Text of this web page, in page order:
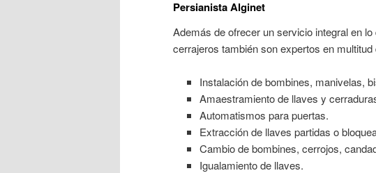
Persianista Alginet
Además de ofrecer un servicio integral en
cerrajeros también son expertos en
Instalación de bombines, manivelas,
Amaestramiento de llaves y
Automatismos para puertas.
Extracción de llaves partidas o
Cambio de bombines, cerrojos,
Igualamiento de llaves.